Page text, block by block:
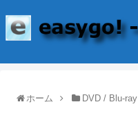
ホーム DVD / Blu-ray